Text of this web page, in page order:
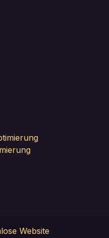
Website